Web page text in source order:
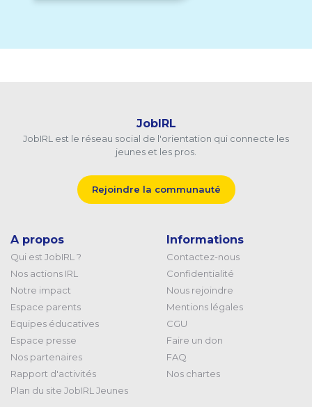
JobIRL
JobIRL est le réseau social de l'orientation qui connecte les
jeunes et les pros.
Rejoindre la communauté
A propos
Qui est JobIRL ?
Nos actions IRL
Notre impact
Espace parents
Equipes éducatives
Espace presse
Nos partenaires
Rapport d'activités
Plan du site JobIRL Jeunes
Informations
Contactez-nous
Confidentialité
Nous rejoindre
Mentions légales
CGU
Faire un don
FAQ
Nos chartes